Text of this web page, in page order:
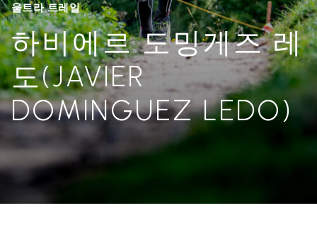
울트라 트레일
하비에르 도밍게즈 레
도(JAVIER
DOMINGUEZ LEDO)